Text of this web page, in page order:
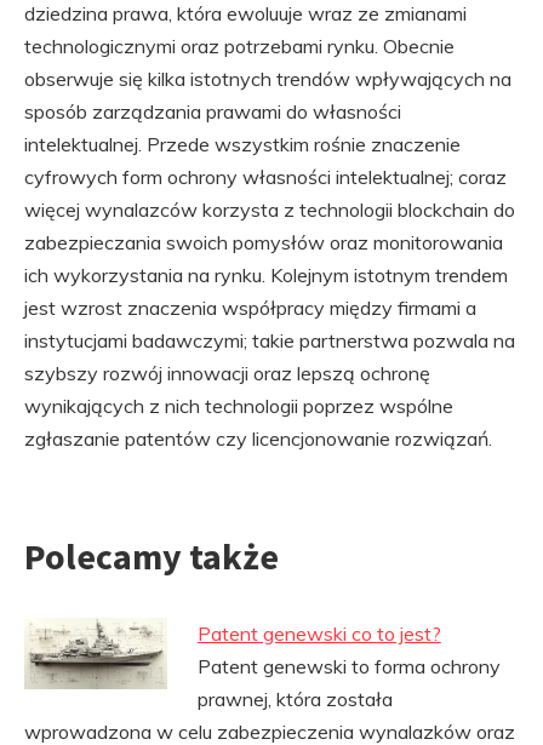
dziedzina prawa, która ewoluuje wraz ze zmianami
technologicznymi oraz potrzebami rynku. Obecnie
obserwuje się kilka istotnych trendów wpływających na
sposób zarządzania prawami do własności
intelektualnej. Przede wszystkim rośnie znaczenie
cyfrowych form ochrony własności intelektualnej; coraz
więcej wynalazców korzysta z technologii blockchain do
zabezpieczania swoich pomysłów oraz monitorowania
ich wykorzystania na rynku. Kolejnym istotnym trendem
jest wzrost znaczenia współpracy między firmami a
instytucjami badawczymi; takie partnerstwa pozwala na
szybszy rozwój innowacji oraz lepszą ochronę
wynikających z nich technologii poprzez wspólne
zgłaszanie patentów czy licencjonowanie rozwiązań.
Polecamy także
Patent genewski co to jest?
Patent genewski to forma ochrony
prawnej, która została
wprowadzona w celu zabezpieczenia wynalazków oraz